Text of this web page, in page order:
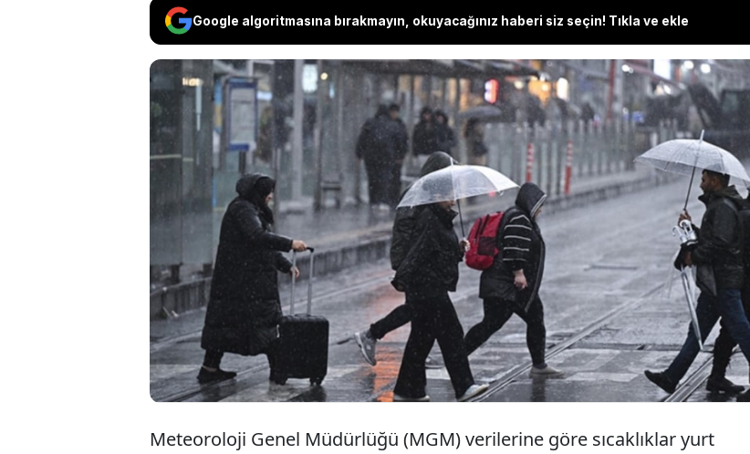
Google algoritmasına bırakmayın, okuyacağınız haberi siz seçin! Tıkla ve ekle
Hava sıcaklıklarının yüksek seyrettiği yurtta özellikle hafta sonuna
doğru Marmara başta olmak üzere İç Anadolu, Karadeniz ve
Akdeniz'de yağışlı bir sistemin etkili olmasının beklendiği bildirildi.
Meteoroloji uzmanı Adil Tek, İstanbul ve Ankara'yı uyararak sel ve
dolu riskine dikkat çekti.
Meteoroloji Genel Müdürlüğü (MGM) verilerine göre sıcaklıklar yurt